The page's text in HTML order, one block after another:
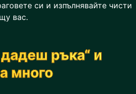
си и изпълнявайте чисти
вас.
ръка“ и
много